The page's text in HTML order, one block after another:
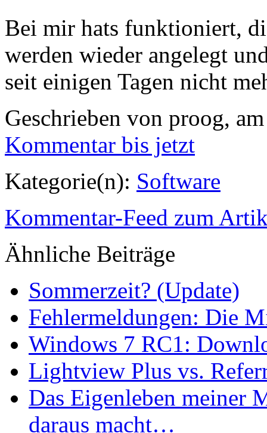
Bei mir hats funktioniert,
werden wieder angelegt
seit einigen Tagen nicht
Geschrieben von proog,
Kommentar bis jetzt
Kategorie(n): Software
Kommentar-Feed zum
Ähnliche Beiträge
Sommerzeit? (Update)
Fehlermeldungen: Die
Windows 7 RC1:
Lightview Plus vs.
Das Eigenleben meiner
daraus macht…